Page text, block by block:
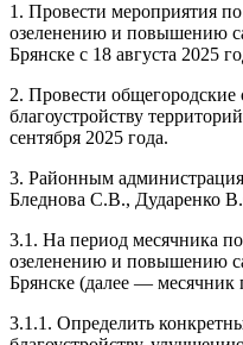
1. Провести мероприятия по
озеленению и повышению
Брянске с 18 августа 2025
2. Провести
благоустройству
сентября 2025 года.
3. Районным
Бледнова С.В., Дударенко
3.1. На период месячника по
озеленению и повышению
Брянске (далее — месячник
3.1.1. Определить